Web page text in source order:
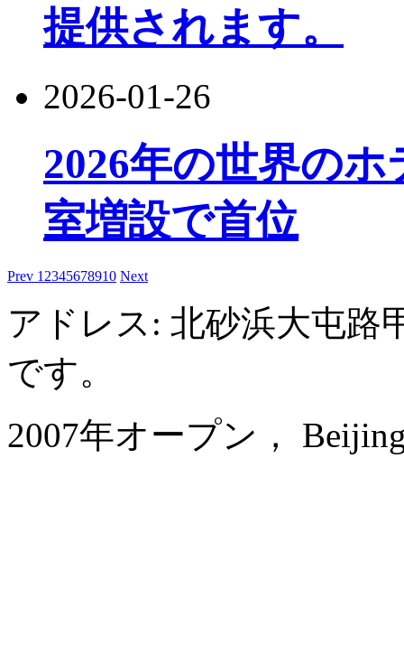
提供されます。
2026-01-26
2026年の世界の
室増設で首位
Prev 1 2345678910 Next
アドレス: 北砂浜大屯路
です。
2007年オープン，